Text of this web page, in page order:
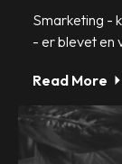
Smarketing -
- er blevet en
Read More